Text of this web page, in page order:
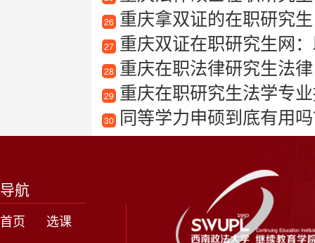
26 重庆拿双证的在职研究生
27 重庆双证在职研究生网
28 重庆在职法律研究生法律
29 重庆在职研究生法学专
30 同等学力申硕到底有用
导航
首页
选课